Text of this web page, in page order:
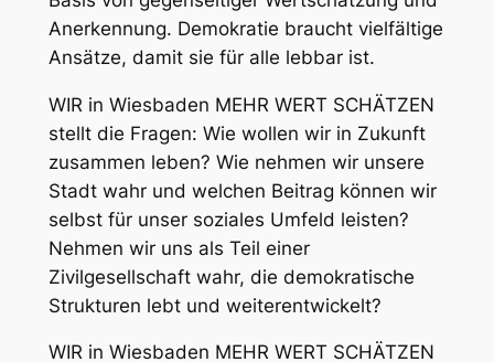
Anerkennung. Demokratie braucht vielfältige
Ansätze, damit sie für alle lebbar ist.
WIR in Wiesbaden MEHR WERT SCHÄTZEN
stellt die Fragen: Wie wollen wir in Zukunft
zusammen leben? Wie nehmen wir unsere
Stadt wahr und welchen Beitrag können wir
selbst für unser soziales Umfeld leisten?
Nehmen wir uns als Teil einer
Zivilgesellschaft wahr, die demokratische
Strukturen lebt und weiterentwickelt?
WIR in Wiesbaden MEHR WERT SCHÄTZEN